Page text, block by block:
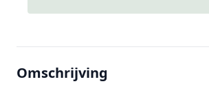
Omschrijving